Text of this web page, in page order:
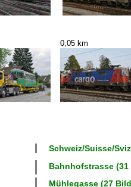
0,05 km
Schweiz/Suisse/
Bahnhofstrasse (31
Mühlegasse (27